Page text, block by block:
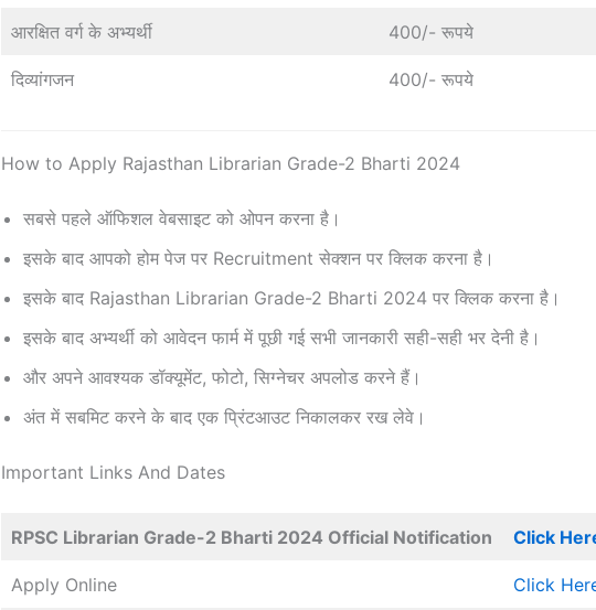
आरक्षित वर्ग के अभ्यर्थी 400/- रूपये
दिव्यांगजन 400/- रूपये
How to Apply Rajasthan Librarian Grade-2 Bharti 2024
सबसे पहले ऑफिशल वेबसाइट को ओपन करना है।
इसके बाद आपको होम पेज पर Recruitment सेक्शन पर क्लिक करना है।
इसके बाद Rajasthan Librarian Grade-2 Bharti 2024 पर क्लिक करना है।
इसके बाद अभ्यर्थी को आवेदन फार्म में पूछी गई सभी जानकारी सही-सही भर देनी है।
और अपने आवश्यक डॉक्यूमेंट, फोटो, सिग्नेचर अपलोड करने हैं।
अंत में सबमिट करने के बाद एक प्रिंटआउट निकालकर रख लेवे।
Important Links And Dates
RPSC Librarian Grade-2 Bharti 2024 Official Notification Click
Apply Online Click